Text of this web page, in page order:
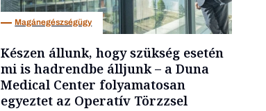
Magánegészségügy
Készen állunk, hogy szükség esetén
mi is hadrendbe álljunk – a Duna
Medical Center folyamatosan
egyeztet az Operatív Törzzsel